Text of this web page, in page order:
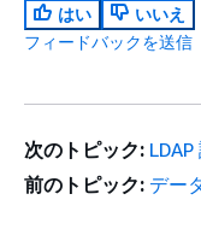
はい
いいえ
フィードバックを送信
次のトピック:
前のトピック: デー